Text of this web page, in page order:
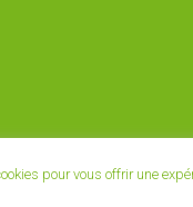
pour vous offrir une